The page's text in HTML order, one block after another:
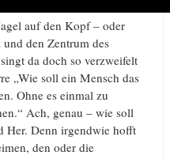
auf den Kopf – oder
den Zentrum des
da doch so verzweifelt
„Wie soll ein Mensch das
Ohne es einmal zu
Ach, genau – wie soll
Her. Denn irgendwie hofft
den oder die